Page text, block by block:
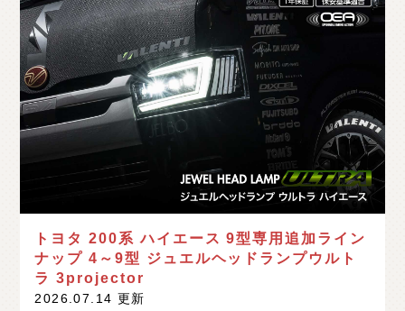
トヨタ 200系 ハイエース 9型専用追加ライン
ナップ 4～9型 ジュエルヘッドランプウルト
ラ 3projector
2026.07.14 更新